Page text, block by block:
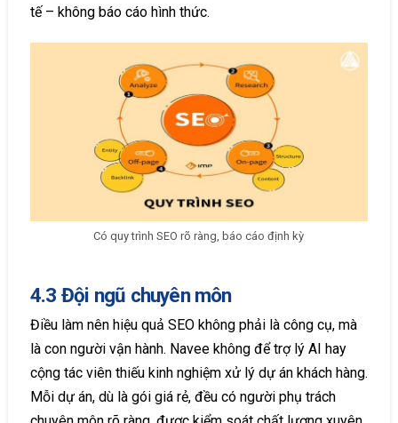
tế – không báo cáo hình thức.
Có quy trình SEO rõ ràng, báo cáo định kỳ
4.3 Đội ngũ chuyên môn
Điều làm nên hiệu quả SEO không phải là công cụ, mà
là con người vận hành. Navee không để trợ lý AI hay
cộng tác viên thiếu kinh nghiệm xử lý dự án khách hàng.
Mỗi dự án, dù là gói giá rẻ, đều có người phụ trách